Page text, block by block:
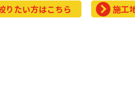
りたい方はこちら 施工